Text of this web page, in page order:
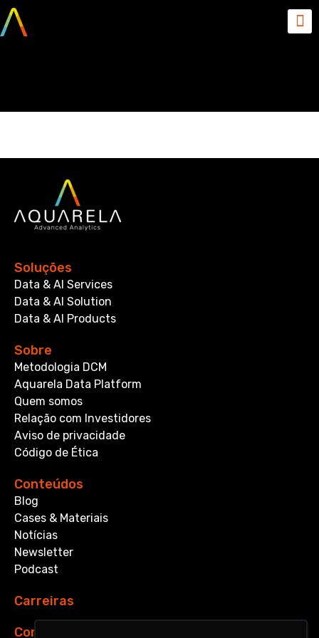
Soluções
Data & AI Services
Data & AI Solution
Data & AI Products
Sobre
Metodologia DCM
Aquarela Data Platform
Quem somos
Relação com Investidores
Aviso de privacidade
Código de Ética
Conteúdos
Blog
Cases & Materiais
Notícias
Newsletter
Podcast
Carreiras
Contato